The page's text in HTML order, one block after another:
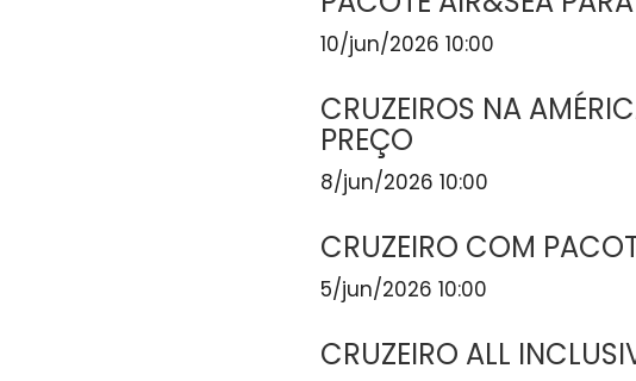
10/jun/2026 10:00
CRUZEIROS NA
PREÇO
8/jun/2026 10:00
CRUZEIRO COM
5/jun/2026 10:00
CRUZEIRO ALL